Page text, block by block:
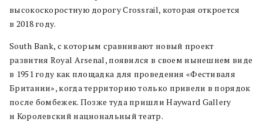
высокоскоростную дорогу Crossrail, которая откроется
в 2018 году.
South Bank, с которым сравнивают новый проект
развития Royal Arsenal, появился в своем нынешнем виде
в 1951 году как площадка для проведения «Фестиваля
Британии», когда территорию только привели в порядок
после бомбежек. Позже туда пришли Hayward Gallery
и Королевский национальный театр.